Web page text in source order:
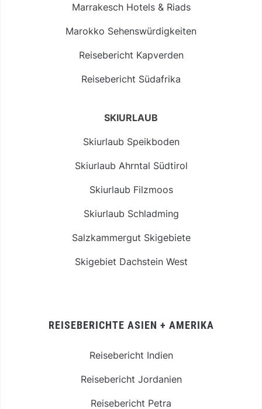
Marrakesch Hotels & Riads
Marokko Sehenswürdigkeiten
Reisebericht Kapverden
Reisebericht Südafrika
SKIURLAUB
Skiurlaub Speikboden
Skiurlaub Ahrntal Südtirol
Skiurlaub Filzmoos
Skiurlaub Schladming
Salzkammergut Skigebiete
Skigebiet Dachstein West
REISEBERICHTE ASIEN + AMERIKA
Reisebericht Indien
Reisebericht Jordanien
Reisebericht Petra